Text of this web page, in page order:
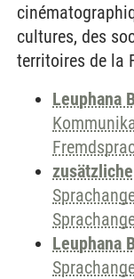
cultures, des
territoires de la
Leuphana
Leuphana